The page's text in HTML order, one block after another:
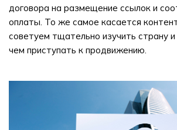
договора на размещение ссылок и
оплаты. То же самое касается
советуем тщательно изучить страну
чем приступать к продвижению.